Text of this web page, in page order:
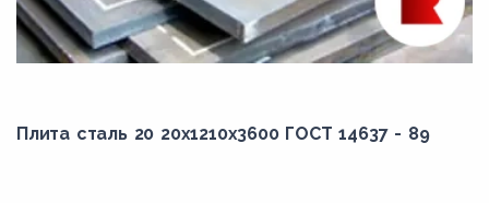
Плита сталь 20 20x1210x3600 ГОСТ 14637 - 89